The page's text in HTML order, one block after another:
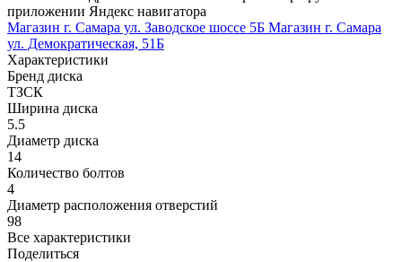
приложении Яндекс навигатора
Магазин г. Самара ул. Заводское шоссе 5Б Магазин г. Самара
ул. Демократическая, 51Б
Характеристики
Бренд диска
ТЗСК
Ширина диска
5.5
Диаметр диска
14
Количество болтов
4
Диаметр расположения отверстий
98
Все характеристики
Поделиться